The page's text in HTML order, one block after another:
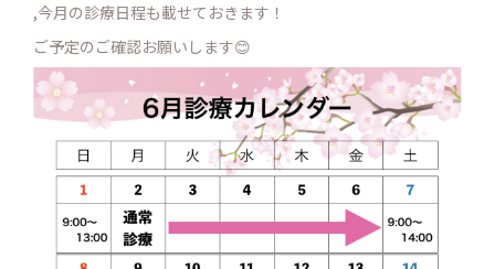
,今月の診療日程も載せておきます！
ご予定のご確認お願いします😊